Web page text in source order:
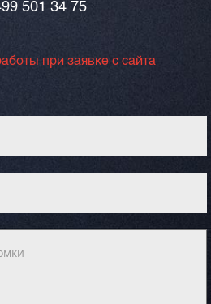
501 34 75
при заявке с сайта